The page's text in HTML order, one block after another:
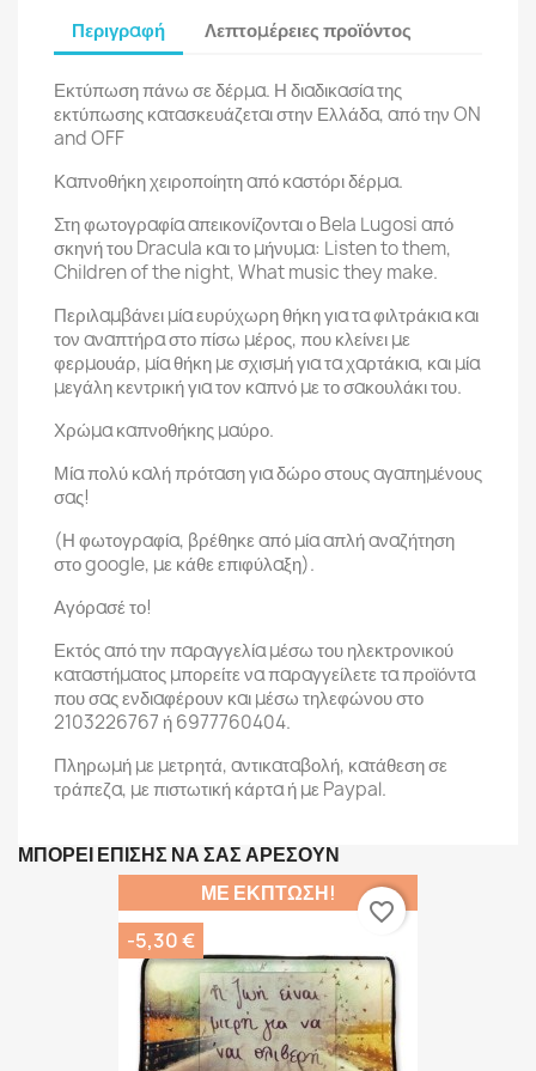
Περιγραφή Λεπτομέρειες προϊόντος
Εκτύπωση πάνω σε δέρμα. Η διαδικασία της
εκτύπωσης κατασκευάζεται στην Ελλάδα, από την ON
and OFF
Καπνοθήκη χειροποίητη από καστόρι δέρμα.
Στη φωτογραφία απεικονίζονται ο Bela Lugosi από
σκηνή του Dracula και το μήνυμα: Listen to them,
Children of the night, What music they make.
Περιλαμβάνει μία ευρύχωρη θήκη για τα φιλτράκια και
τον αναπτήρα στο πίσω μέρος, που κλείνει με
φερμουάρ, μία θήκη με σχισμή για τα χαρτάκια, και μία
μεγάλη κεντρική για τον καπνό με το σακουλάκι του.
Χρώμα καπνοθήκης μαύρο.
Μία πολύ καλή πρόταση για δώρο στους αγαπημένους
σας!
(Η φωτογραφία, βρέθηκε από μία απλή αναζήτηση
στο google, με κάθε επιφύλαξη).
Αγόρασέ το!
Εκτός από την παραγγελία μέσω του ηλεκτρονικού
καταστήματος μπορείτε να παραγγείλετε τα προϊόντα
που σας ενδιαφέρουν και μέσω τηλεφώνου στο
2103226767 ή 6977760404.
Πληρωμή με μετρητά, αντικαταβολή, κατάθεση σε
τράπεζα, με πιστωτική κάρτα ή με Paypal.
ΜΠΟΡΕΊ ΕΠΊΣΗΣ ΝΑ ΣΑΣ ΑΡΈΣΟΥΝ
ΜΕ ΈΚΠΤΩΣΗ!
-5,30 €
favorite_border